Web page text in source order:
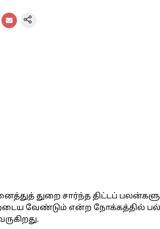
துறை சார்ந்த திட்டப்
வேண்டும் என்ற நோக்கத்தில்